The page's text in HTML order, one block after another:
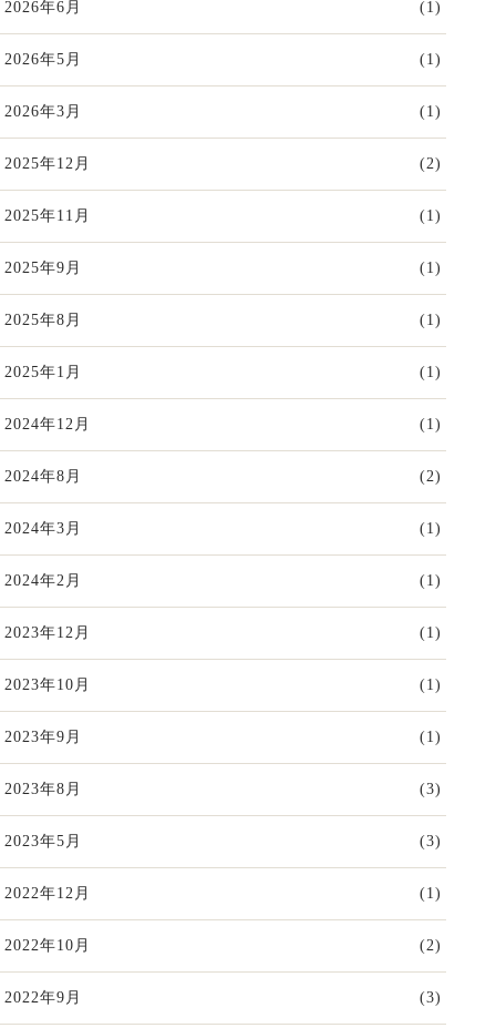
2026年6月 (1)
2026年5月 (1)
2026年3月 (1)
2025年12月 (2)
2025年11月 (1)
2025年9月 (1)
2025年8月 (1)
2025年1月 (1)
2024年12月 (1)
2024年8月 (2)
2024年3月 (1)
2024年2月 (1)
2023年12月 (1)
2023年10月 (1)
2023年9月 (1)
2023年8月 (3)
2023年5月 (3)
2022年12月 (1)
2022年10月 (2)
2022年9月 (3)